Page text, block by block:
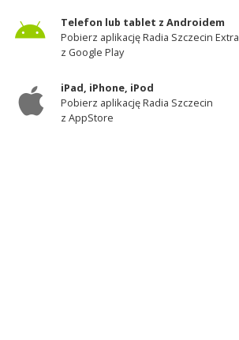
Telefon lub tablet z Androidem
Pobierz aplikację Radia Szczecin Extra
z Google Play
iPad, iPhone, iPod
Pobierz aplikację Radia Szczecin
z AppStore